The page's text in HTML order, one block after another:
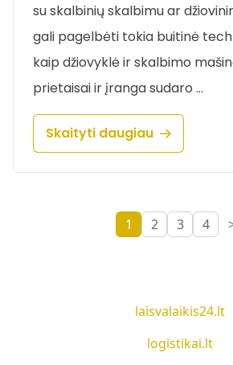
su skalbinių skalbimu ar
gali pagelbėti tokia buitinė
kaip džiovyklė ir skalbimo
prietaisai ir įranga sudaro …
Skaityti daugiau
1 2 3 4
laisvalaikis24.lt
logistikai.lt